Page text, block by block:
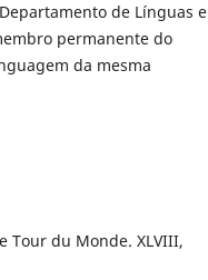
de Línguas e
permanente do
da mesma
Tour du Monde. XLVIII,